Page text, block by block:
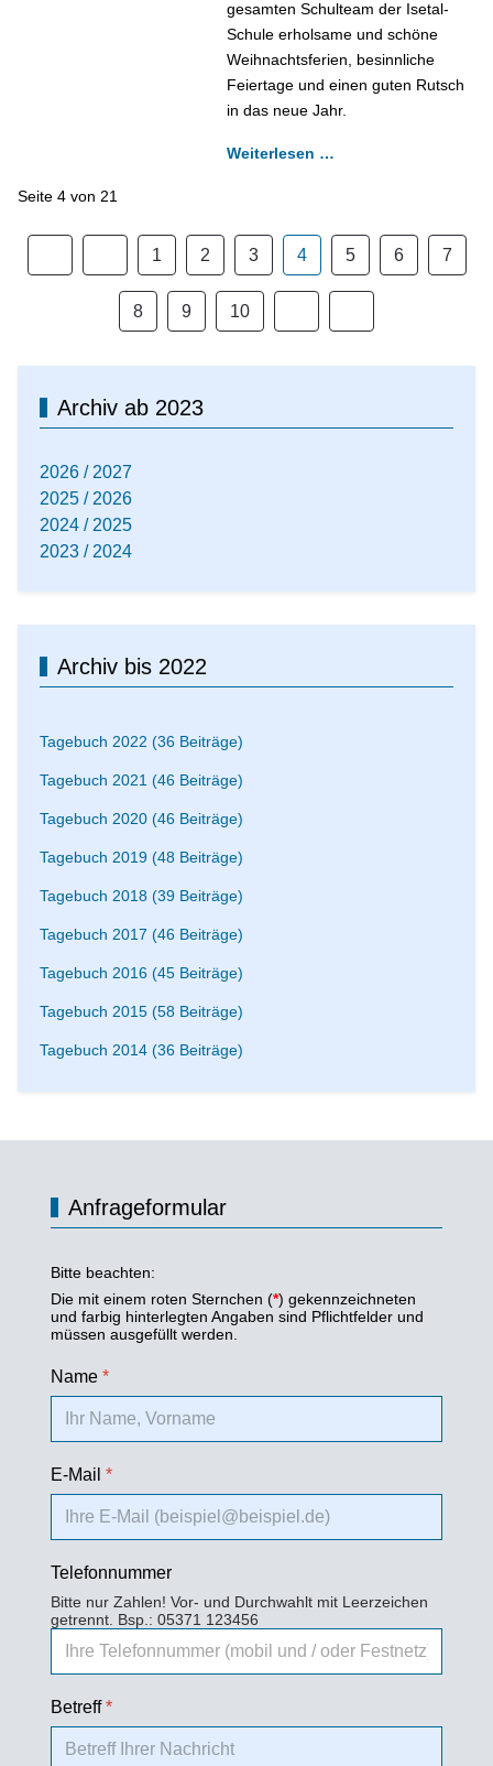
gesamten Schulteam der Isetal-
Schule erholsame und schöne
Weihnachtsferien, besinnliche
Feiertage und einen guten Rutsch
in das neue Jahr.
Weiterlesen …
Seite 4 von 21
1 2 3 4 5 6 7
8 9 10
Archiv ab 2023
2026 / 2027
2025 / 2026
2024 / 2025
2023 / 2024
Archiv bis 2022
Tagebuch 2022 (36 Beiträge)
Tagebuch 2021 (46 Beiträge)
Tagebuch 2020 (46 Beiträge)
Tagebuch 2019 (48 Beiträge)
Tagebuch 2018 (39 Beiträge)
Tagebuch 2017 (46 Beiträge)
Tagebuch 2016 (45 Beiträge)
Tagebuch 2015 (58 Beiträge)
Tagebuch 2014 (36 Beiträge)
Anfrageformular
Bitte beachten:
Die mit einem roten Sternchen (*) gekennzeichneten
und farbig hinterlegten Angaben sind Pflichtfelder und
müssen ausgefüllt werden.
Name*
E-Mail*
Telefonnummer
Bitte nur Zahlen! Vor- und Durchwahlt mit Leerzeichen
getrennt. Bsp.: 05371 123456
Betreff*